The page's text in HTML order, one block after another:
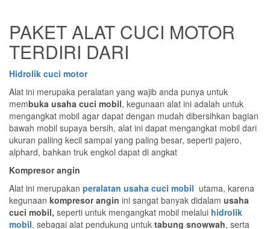
PAKET ALAT CUCI MOTOR
TERDIRI DARI
Hidrolik cuci motor
Alat ini merupaka peralatan yang wajib anda punya untuk
membuka usaha cuci mobil, kegunaan alat ini adalah untuk
mengangkat mobil agar dapat dengan mudah dibersihkan bagian
bawah mobil supaya bersih, alat ini dapat mengangkat mobil dari
ukuran paliing kecil sampai yang paling besar, seperti pajero,
alphard, bahkan truk engkol dapat di angkat
Kompresor angin
Alat ini merupakan peralatan usaha cuci mobil utama, karena
kegunaan kompresor angin ini sangat banyak didalam usaha
cuci mobil, seperti untuk mengangkat mobil melalui hidrolik
mobil, sebagai alat pendukung untuk tabung snowwah, serta